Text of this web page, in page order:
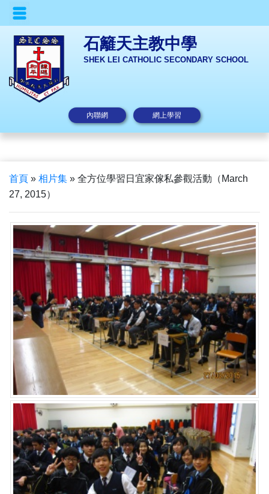
石籬天主教中學
SHEK LEI CATHOLIC SECONDARY SCHOOL
內聯網 網上學習
首頁 » 相片集 » 全方位學習日宜家傢私參觀活動（March
27, 2015）